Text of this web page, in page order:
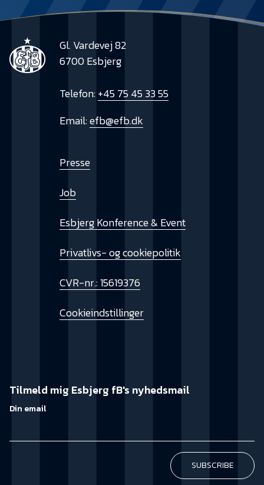
Gl. Vardevej 82
6700 Esbjerg
Telefon:+45 75 45 33 55
Email:efb@efb.dk
Presse
Job
Esbjerg Konference & Event
Privatlivs- og cookiepolitik
CVR-nr.: 15619376
Cookieindstillinger
Tilmeld mig Esbjerg fB's nyhedsmail
Din email